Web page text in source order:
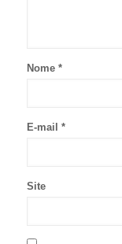
Nome *
E-mail *
Site